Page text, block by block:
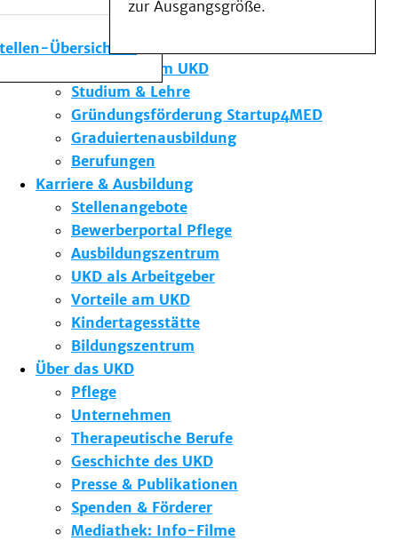
Übersicht
zur Ausgangsgröße.
Die Institute des UKD
Forschung am UKD
Studium & Lehre
Gründungsförderung Startup4MED
Graduiertenausbildung
Berufungen
Karriere & Ausbildung
Stellenangebote
Bewerberportal Pflege
Ausbildungszentrum
UKD als Arbeitgeber
Vorteile am UKD
Kindertagesstätte
Bildungszentrum
Über das UKD
Pflege
Unternehmen
Therapeutische Berufe
Geschichte des UKD
Presse & Publikationen
Spenden & Förderer
Mediathek: Info-Filme